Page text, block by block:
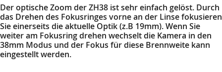
Der optische Zoom der ZH38 ist sehr einfach gelöst. Durch
das Drehen des Fokusringes vorne an der Linse fokusieren
Sie einerseits die aktuelle Optik (z.B 19mm). Wenn Sie
weiter am Fokusring drehen wechselt die Kamera in den
38mm Modus und der Fokus für diese Brennweite kann
eingestellt werden.